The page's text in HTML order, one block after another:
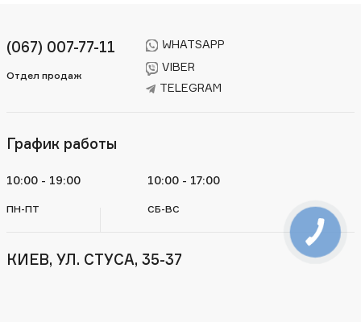
(067) 007-77-11
Отдел продаж
WHATSAPP
VIBER
TELEGRAM
График работы
10:00 - 19:00
ПН-ПТ
10:00 - 17:00
СБ-ВС
КИЕВ, УЛ. СТУСА, 35-37